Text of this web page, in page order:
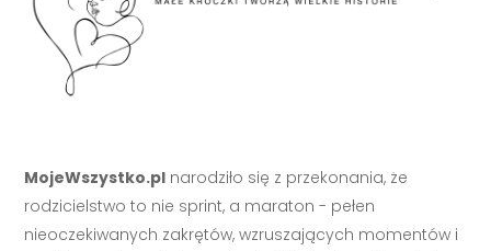
MojeWszystko.pl narodziło się z przekonania, że
rodzicielstwo to nie sprint, a maraton - pełen
nieoczekiwanych zakrętów, wzruszających momentów i